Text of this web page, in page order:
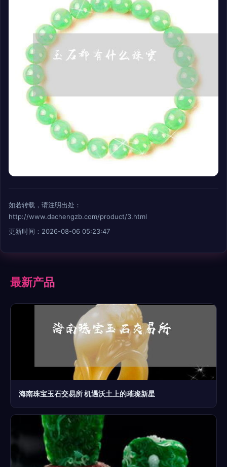
如若转载，请注明出处：
http://www.dachengzb.com/product/3.html
更新时间：2026-08-06 05:23:47
最新产品
海南珠宝玉石交易所 机遇沃土上的璀璨新星